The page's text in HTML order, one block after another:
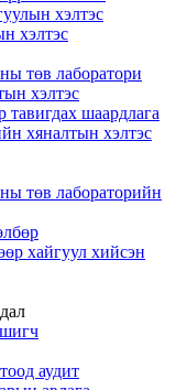
хэлтэс
хэлтэс
төв лаборатори
хэлтэс
шаардлага
хяналтын хэлтэс
төв лабораторийн
хайгуул хийсэн
аудит